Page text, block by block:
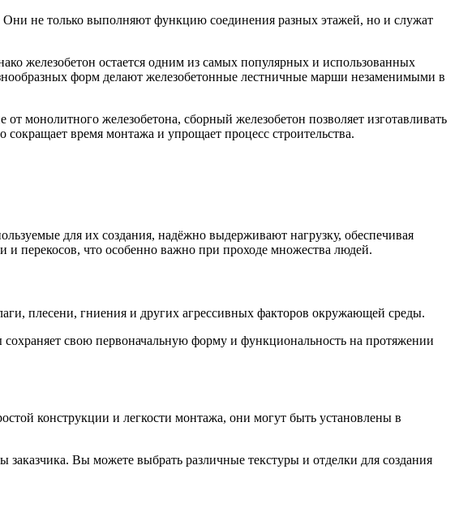
не только выполняют функцию соединения разных этажей, но и служат
железобетон остается одним из самых популярных и использованных
форм делают железобетонные лестничные марши незаменимыми в
монолитного железобетона, сборный железобетон позволяет изготавливать
сокращает время монтажа и упрощает процесс строительства.
для их создания, надёжно выдерживают нагрузку, обеспечивая
и перекосов, что особенно важно при проходе множества людей.
плесени, гниения и других агрессивных факторов окружающей среды.
свою первоначальную форму и функциональность на протяжении
конструкции и легкости монтажа, они могут быть установлены в
Вы можете выбрать различные текстуры и отделки для создания